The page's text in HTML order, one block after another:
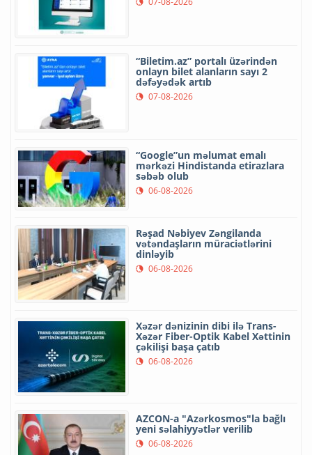
“Biletim.az” portalı üzərindən
onlayn bilet alanların sayı 2
dəfəyədək artıb
07-08-2026
“Google”un məlumat emalı
mərkəzi Hindistanda etirazlara
səbəb olub
06-08-2026
Rəşad Nəbiyev Zəngilanda
vətəndaşların müraciətlərini
dinləyib
06-08-2026
Xəzər dənizinin dibi ilə Trans-
Xəzər Fiber-Optik Kabel Xəttinin
çəkilişi başa çatıb
06-08-2026
AZCON-a "Azərkosmos"la bağlı
yeni səlahiyyətlər verilib
06-08-2026